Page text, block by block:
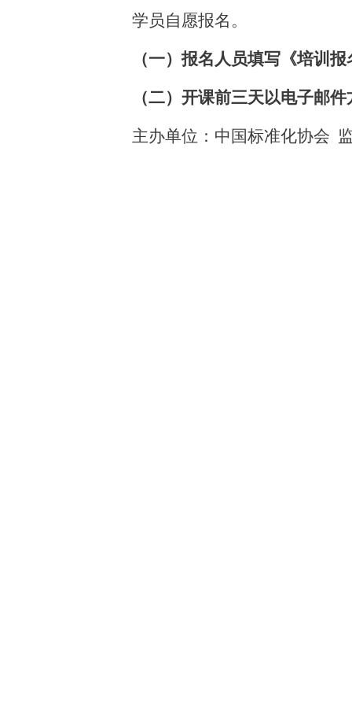
学员自愿报名。
（一）报名人员填写《培训
（二）开课前三天以电子邮
主办单位：中国标准化协会